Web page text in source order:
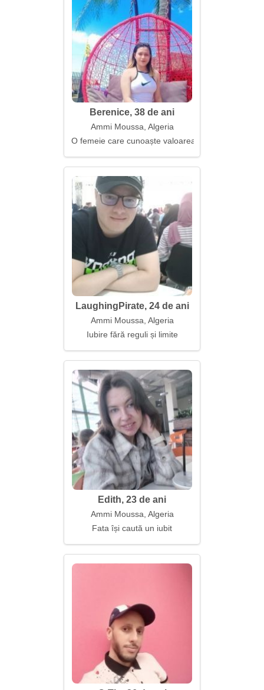
Berenice, 38 de ani
Ammi Moussa, Algeria
O femeie care cunoaște valoarea adevăratei fericiri
LaughingPirate, 24 de ani
Ammi Moussa, Algeria
Iubire fără reguli și limite
Edith, 23 de ani
Ammi Moussa, Algeria
Fata își caută un iubit